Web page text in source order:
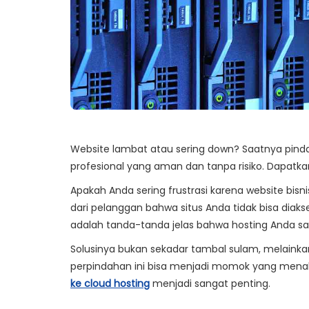
Website lambat atau sering down? Saatnya
profesional yang aman dan tanpa risiko.
Apakah Anda sering frustrasi karena website
dari pelanggan bahwa situs Anda tidak bisa
adalah tanda-tanda jelas bahwa hosting Anda
Solusinya bukan sekadar tambal sulam,
perpindahan ini bisa menjadi momok yang
ke cloud hosting menjadi sangat penting.